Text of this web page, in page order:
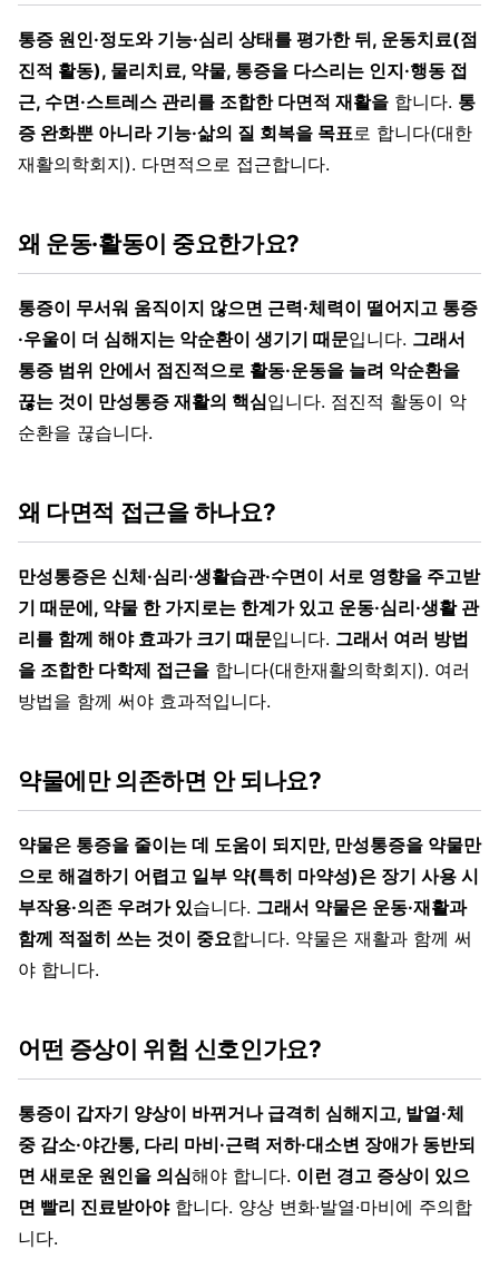
통증 원인·정도와 기능·심리 상태를 평가한 뒤, 운동치료(점
진적 활동), 물리치료, 약물, 통증을 다스리는 인지·행동 접
근, 수면·스트레스 관리를 조합한 다면적 재활을 합니다. 통
증 완화뿐 아니라 기능·삶의 질 회복을 목표로 합니다(대한
재활의학회지). 다면적으로 접근합니다.
왜 운동·활동이 중요한가요?
통증이 무서워 움직이지 않으면 근력·체력이 떨어지고 통증
·우울이 더 심해지는 악순환이 생기기 때문입니다. 그래서
통증 범위 안에서 점진적으로 활동·운동을 늘려 악순환을
끊는 것이 만성통증 재활의 핵심입니다. 점진적 활동이 악
순환을 끊습니다.
왜 다면적 접근을 하나요?
만성통증은 신체·심리·생활습관·수면이 서로 영향을 주고받
기 때문에, 약물 한 가지로는 한계가 있고 운동·심리·생활 관
리를 함께 해야 효과가 크기 때문입니다. 그래서 여러 방법
을 조합한 다학제 접근을 합니다(대한재활의학회지). 여러
방법을 함께 써야 효과적입니다.
약물에만 의존하면 안 되나요?
약물은 통증을 줄이는 데 도움이 되지만, 만성통증을 약물만
으로 해결하기 어렵고 일부 약(특히 마약성)은 장기 사용 시
부작용·의존 우려가 있습니다. 그래서 약물은 운동·재활과
함께 적절히 쓰는 것이 중요합니다. 약물은 재활과 함께 써
야 합니다.
어떤 증상이 위험 신호인가요?
통증이 갑자기 양상이 바뀌거나 급격히 심해지고, 발열·체
중 감소·야간통, 다리 마비·근력 저하·대소변 장애가 동반되
면 새로운 원인을 의심해야 합니다. 이런 경고 증상이 있으
면 빨리 진료받아야합니다. 양상 변화·발열·마비에 주의합
니다.